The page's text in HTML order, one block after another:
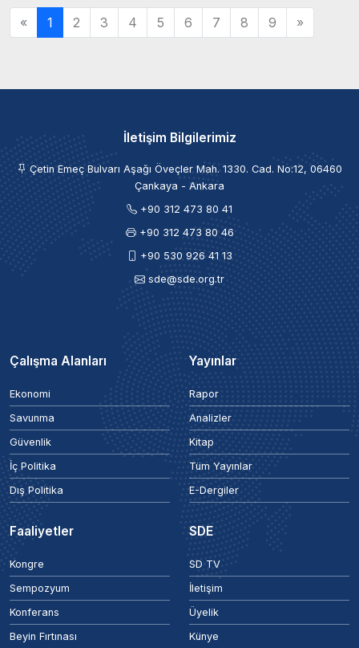
« 1 2 3 4 5 6 7 8 9 »
İletişim Bilgilerimiz
Çetin Emeç Bulvarı Aşağı Öveçler Mah. 1330. Cad. No:12, 06460
Çankaya - Ankara
+90 312 473 80 41
+90 312 473 80 46
+90 530 926 41 13
sde@sde.org.tr
Çalışma Alanları
Ekonomi
Savunma
Güvenlik
İç Politika
Dış Politika
Yayınlar
Rapor
Analizler
Kitap
Tüm Yayınlar
E-Dergiler
Faaliyetler
Kongre
Sempozyum
Konferans
Beyin Fırtınası
SDE
SD TV
İletişim
Üyelik
Künye